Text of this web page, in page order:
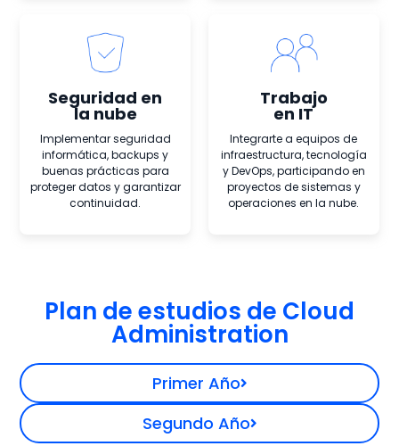
Seguridad en
la nube
Implementar seguridad
informática, backups y
buenas prácticas para
proteger datos y garantizar
continuidad.
Trabajo
en IT
Integrarte a equipos de
infraestructura, tecnología
y DevOps, participando en
proyectos de sistemas y
operaciones en la nube.
Plan de estudios de Cloud
Administration
Primer Año
Segundo Año